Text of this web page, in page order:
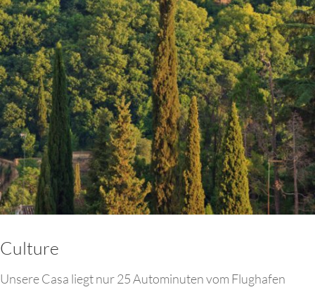
Culture
Unsere Casa liegt nur 25 Autominuten vom Flughafen